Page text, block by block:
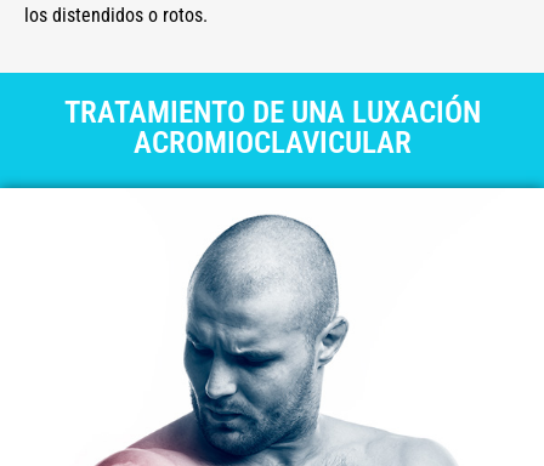
los distendidos o rotos.
TRATAMIENTO DE UNA LUXACIÓN
ACROMIOCLAVICULAR